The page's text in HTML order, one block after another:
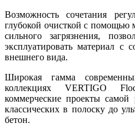
Возможность сочетания
глубокой очисткой с помощью
сильного загрязнения,
эксплуатировать материал с
внешнего вида.
Широкая гамма
коллекциях VERTIGO
коммерческие проекты самой
классических в полоску до
бетон.